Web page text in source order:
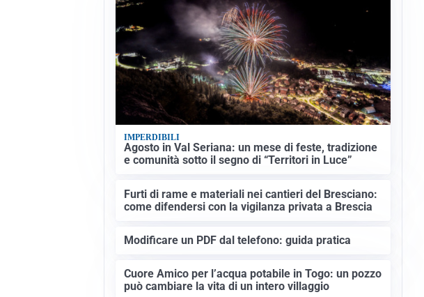
IMPERDIBILI
Agosto in Val Seriana: un mese di feste, tradizione
e comunità sotto il segno di “Territori in Luce”
Furti di rame e materiali nei cantieri del Bresciano:
come difendersi con la vigilanza privata a Brescia
Modificare un PDF dal telefono: guida pratica
Cuore Amico per l’acqua potabile in Togo: un pozzo
può cambiare la vita di un intero villaggio